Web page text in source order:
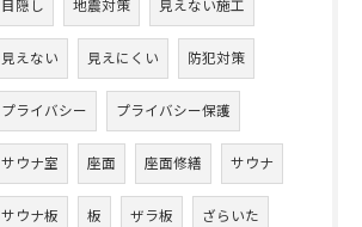
目隠し 地震対策 見えない施工
見えない 見えにくい 防犯対策
プライバシー プライバシー保護
サウナ室 座面 座面修繕 サウナ
サウナ板 板 ザラ板 ざらいた